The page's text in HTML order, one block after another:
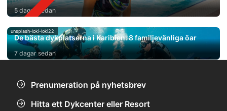
5 dagar sedan
unsplash-loki-loki22
De bästa dykplatserna i Karibien: 8 familjevänliga öar
7 dagar sedan
Prenumeration på nyhetsbrev
Hitta ett Dykcenter eller Resort